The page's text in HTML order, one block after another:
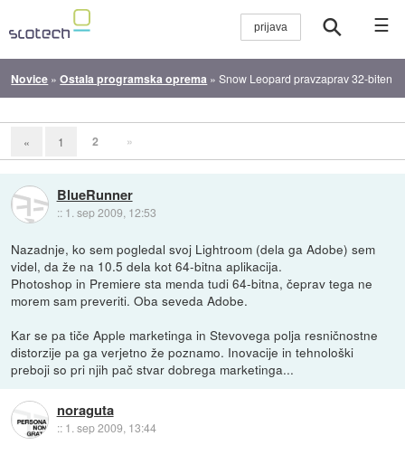
☰
Novice »Ostala programska oprema »Snow Leopard pravzaprav 32-biten
« 1 2 »
BlueRunner
:: 1. sep 2009, 12:53
Nazadnje, ko sem pogledal svoj Lightroom (dela ga Adobe) sem
videl, da že na 10.5 dela kot 64-bitna aplikacija.
Photoshop in Premiere sta menda tudi 64-bitna, čeprav tega ne
morem sam preveriti. Oba seveda Adobe.
Kar se pa tiče Apple marketinga in Stevovega polja resničnostne
distorzije pa ga verjetno že poznamo. Inovacije in tehnološki
preboji so pri njih pač stvar dobrega marketinga...
noraguta
:: 1. sep 2009, 13:44